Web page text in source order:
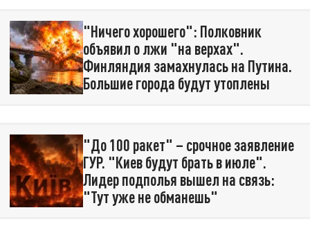
"Ничего хорошего": Полковник
объявил о лжи "на верхах".
Финляндия замахнулась на Путина.
Большие города будут утоплены
"До 100 ракет" – срочное заявление
ГУР. "Киев будут брать в июле".
Лидер подполья вышел на связь:
"Тут уже не обманешь"